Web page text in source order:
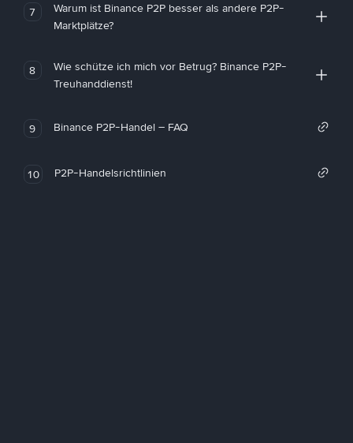
7
Warum ist Binance P2P besser als andere P2P-
Marktplätze?
8
Wie schütze ich mich vor Betrug? Binance P2P-
Treuhanddienst!
9 Binance P2P-Handel – FAQ
10 P2P-Handelsrichtlinien